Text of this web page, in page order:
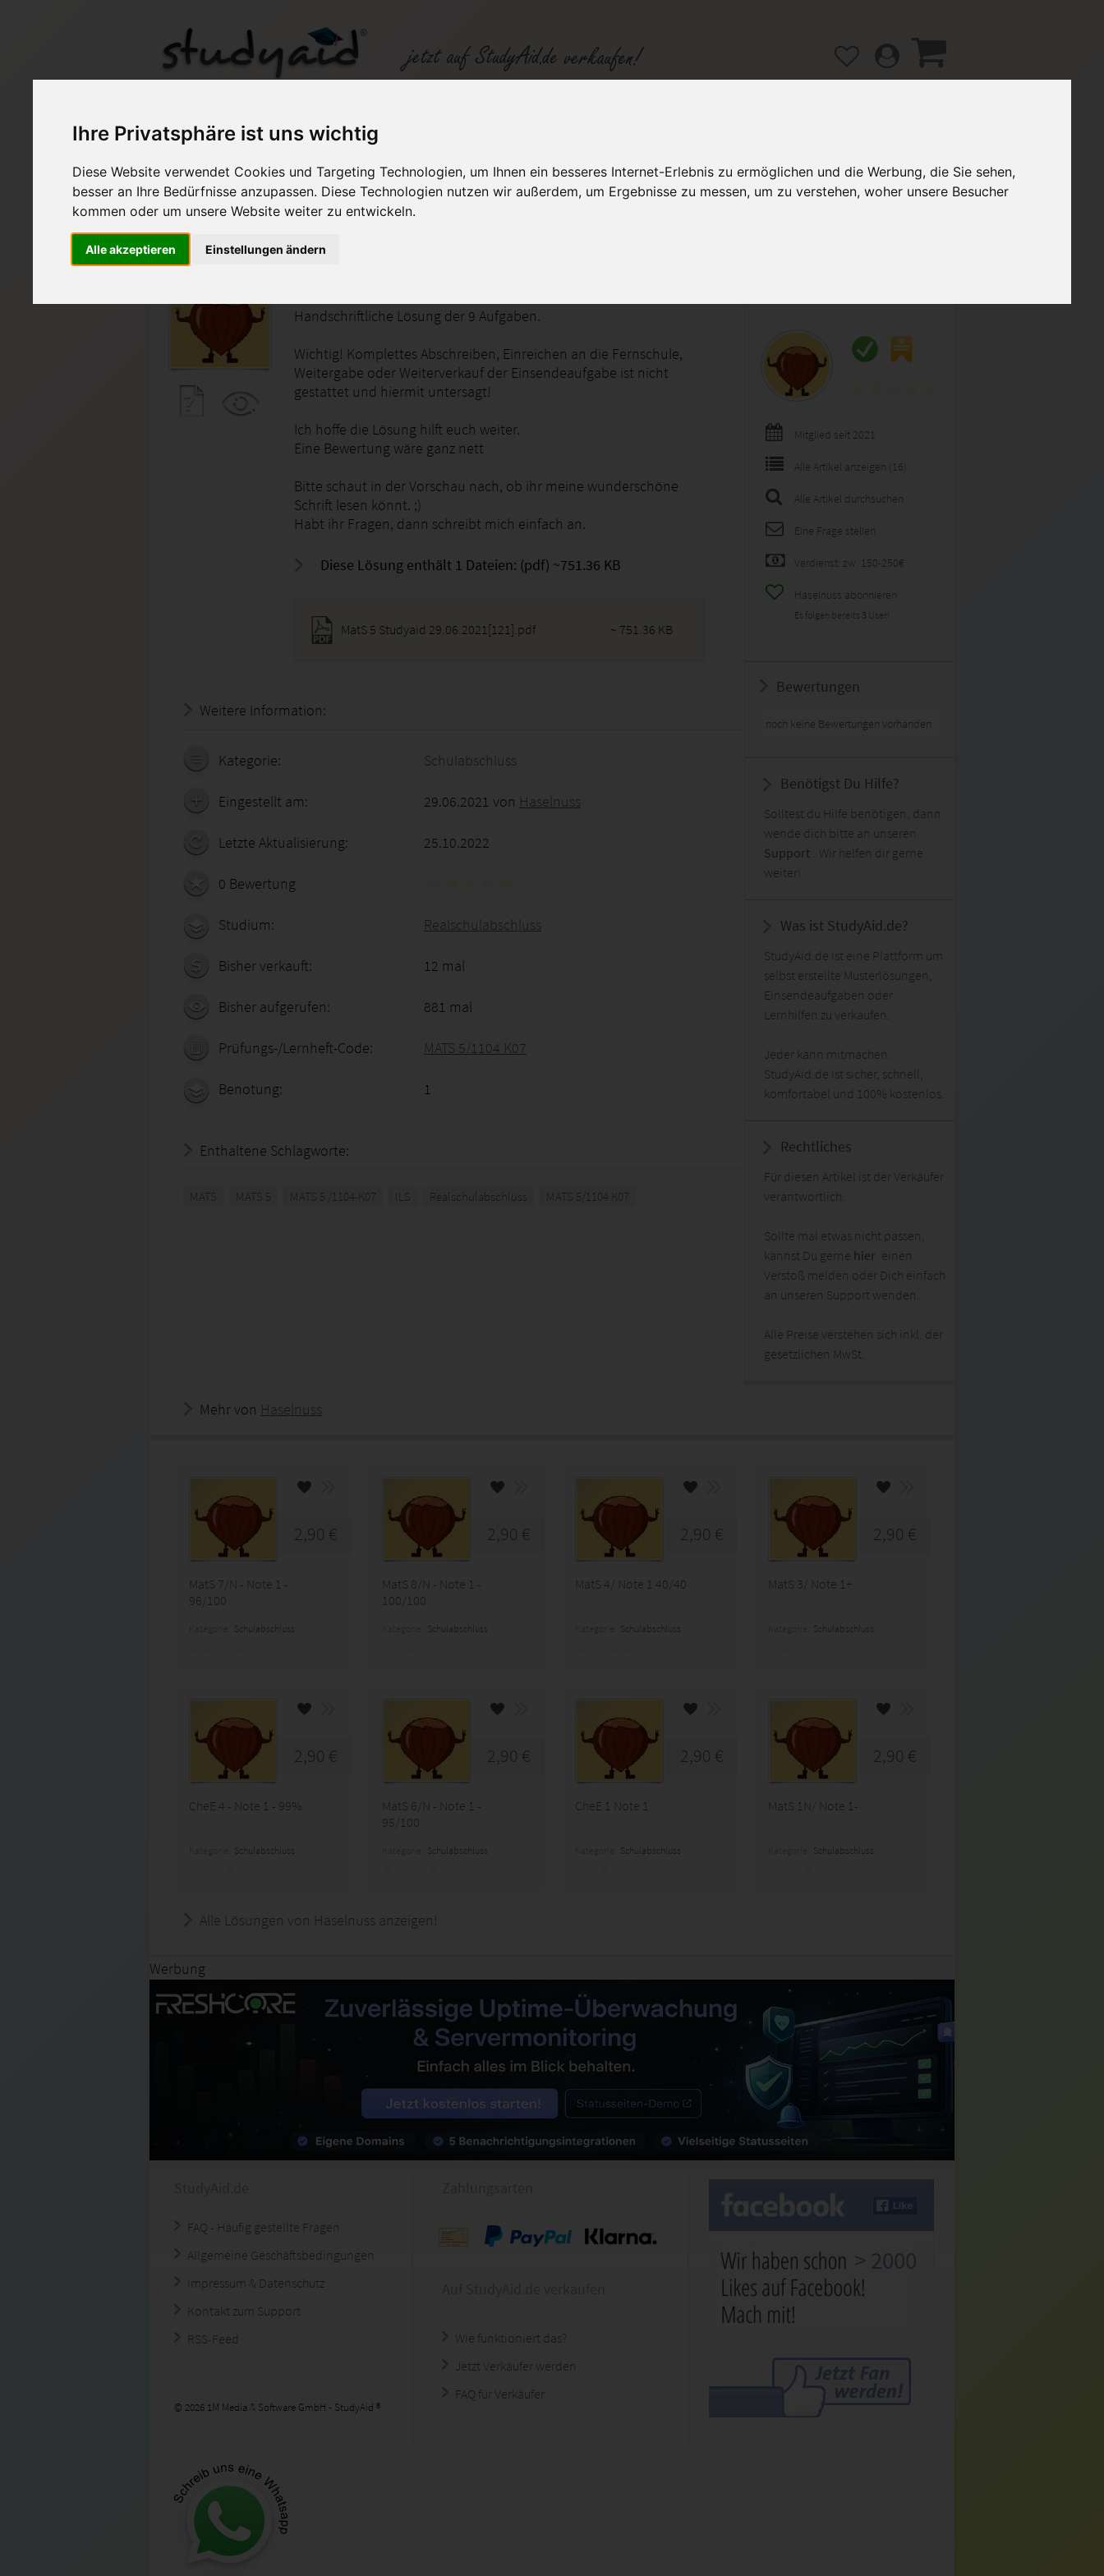
Ihre Privatsphäre ist uns wichtig
Diese Website verwendet Cookies und Targeting Technologien, um Ihnen ein besseres Internet-Erlebnis zu ermöglichen und die Werbung, die Sie sehen,
besser an Ihre Bedürfnisse anzupassen. Diese Technologien nutzen wir außerdem, um Ergebnisse zu messen, um zu verstehen, woher unsere Besucher
kommen oder um unsere Website weiter zu entwickeln.
Alle akzeptieren Einstellungen ändern
MatS 5/ Note 1
Auf StudyAid.de verkaufen Kategorien Studiengänge / Lehrgänge Hilfe / FAQ
Handschriftliche Lösung der 9 Aufgaben.
Wichtig! Komplettes Abschreiben, Einreichen an die Fernschule,
Weitergabe oder Weiterverkauf der Einsendeaufgabe ist nicht
gestattet und hiermit untersagt!
Ich hoffe die Lösung hilft euch weiter.
Eine Bewertung wäre ganz nett
Bitte schaut in der Vorschau nach, ob ihr meine wunderschöne
Schrift lesen könnt. ;)
Habt ihr Fragen, dann schreibt mich einfach an.
Diese Lösung enthält 1 Dateien: (pdf) ~751.36 KB
MatS 5 Studyaid 29.06.2021[121].pdf ~ 751.36 KB
Weitere Information:
Kategorie: Schulabschluss
Eingestellt am: 29.06.2021 von Haselnuss
Letzte Aktualisierung: 25.10.2022
0 Bewertung
Studium: Realschulabschluss
Bisher verkauft: 12 mal
Bisher aufgerufen: 881 mal
Prüfungs-/Lernheft-Code: MATS 5/1104 K07
Benotung: 1
Enthaltene Schlagworte:
MATS MATS 5 MATS 5 /1104-K07 ILS Realschulabschluss MATS 5/1104 K07
Mitglied seit 2021
Alle Artikel anzeigen (16)
Alle Artikel durchsuchen
Eine Frage stellen
Verdienst: zw. 150-250€
Haselnuss abonnieren
Es folgen bereits 3 User!
Bewertungen
noch keine Bewertungen vorhanden
Benötigst Du Hilfe?
Solltest du Hilfe benötigen, dann
wende dich bitte an unseren
Support . Wir helfen dir gerne
weiter!
Was ist StudyAid.de?
StudyAid.de ist eine Plattform um
selbst erstellte Musterlösungen,
Einsendeaufgaben oder
Lernhilfen zu verkaufen.
Jeder kann mitmachen.
StudyAid.de ist sicher, schnell,
komfortabel und 100% kostenlos.
Rechtliches
Für diesen Artikel ist der Verkäufer
verantwortlich.
Sollte mal etwas nicht passen,
kannst Du gerne hier einen
Verstoß melden oder Dich einfach
an unseren Support wenden.
Alle Preise verstehen sich inkl. der
gesetzlichen MwSt.
Mehr von Haselnuss
2,90 €
MatS 7/N - Note 1 -
96/100
Schulabschluss
2,90 €
MatS 8/N - Note 1 -
100/100
Schulabschluss
2,90 €
MatS 4/ Note 1 40/40
Schulabschluss
2,90 €
MatS 3/ Note 1+
Schulabschluss
2,90 €
CheE 4 - Note 1 - 99%
Schulabschluss
2,90 €
MatS 6/N - Note 1 -
95/100
Schulabschluss
2,90 €
CheE 1 Note 1
Schulabschluss
2,90 €
MatS 1N/ Note 1-
Schulabschluss
Alle Lösungen von Haselnuss anzeigen!
Werbung
FAQ - Häufig gestellte Fragen
Allgemeine Geschäftsbedingungen
Impressum & Datenschutz
Kontakt zum Support
RSS-Feed
© 2026 1M Media & Software GmbH - StudyAid ®
Wie funktioniert das?
Jetzt Verkäufer werden
FAQ für Verkäufer
> 2000